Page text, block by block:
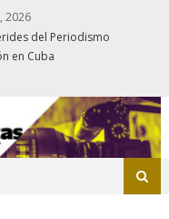
2026
del Periodismo
en Cuba